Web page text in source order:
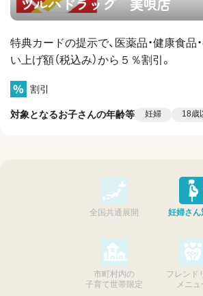
ツルハドラッグ 美唄店
特典カードの提示で、医薬品・健康食品
い上げ額（税込み）から５％割引。
割引
対象となるお子さんの年齢等 妊婦 18歳
全国共通展開 妊婦さん
市町村内の
子育て世帯限定
フレンド
メニュ